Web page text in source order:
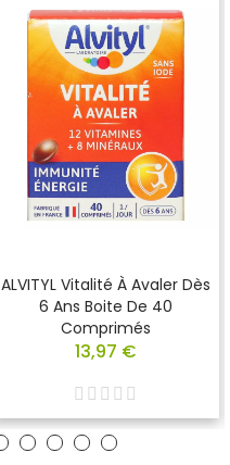
ALVITYL Vitalité À Avaler Dès
6 Ans Boite De 40
Comprimés
13,97 €